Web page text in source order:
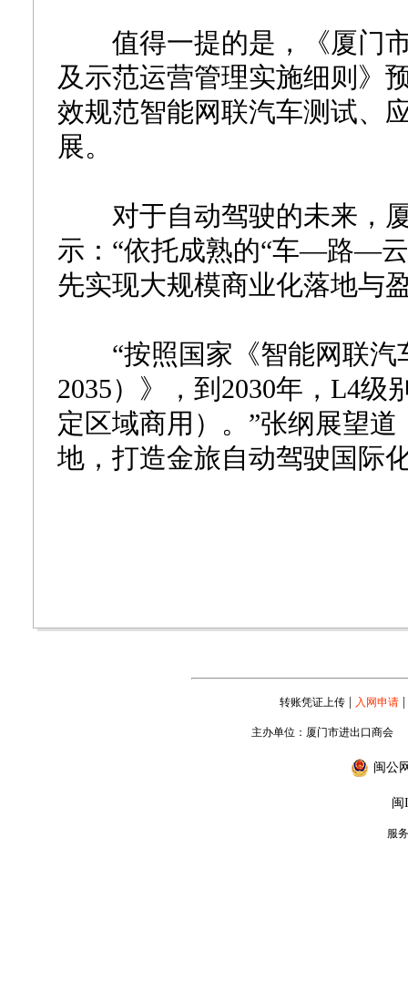
值得一提的是，《厦门市
及示范运营管理实施细则》
效规范智能网联汽车测试、
展。
对于自动驾驶的未来，厦
示：“依托成熟的“车—路—
先实现大规模商业化落地与
“按照国家《智能网联汽
2035）》，到2030年，L4级
定区域商用）。”张纲展望
地，打造金旅自动驾驶国际
转账凭证上传| 入网申请|
主办单位：厦门市进出口商
闽公
闽
服